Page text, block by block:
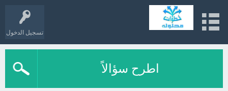
تسجيل الدخول
اطرح سؤالاً